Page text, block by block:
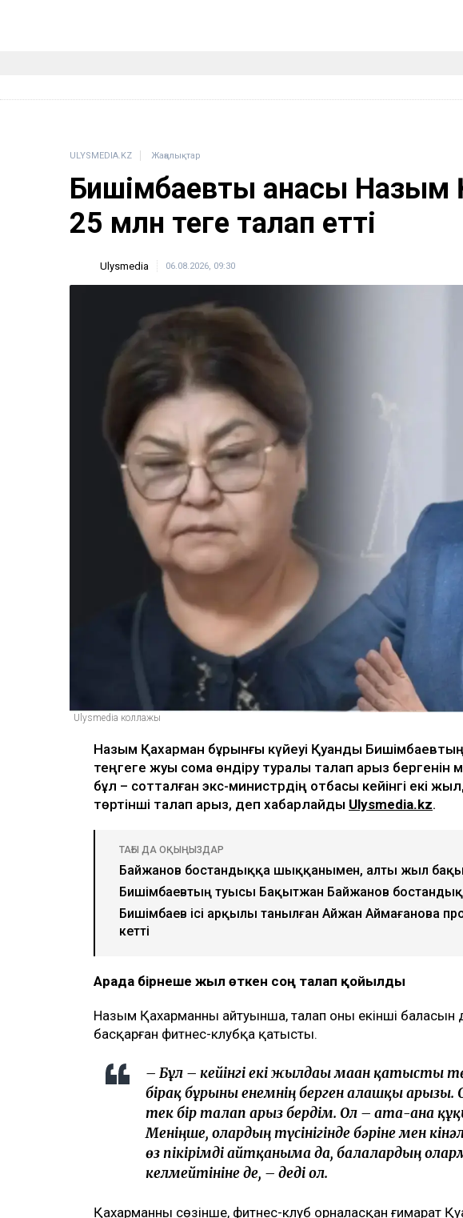
Жаңалықтар
Бишімбаевтың анасы
25 млн теңге талап етті
Ulysmedia 06.08.2026, 09:30
Ulysmedia коллажы
Назым Қахарман бұрынғы күйеуі Қуандық Бишімбаевтың
теңгеге жуық сома өндіру туралы талап арыз бергенін
бұл – сотталған экс-министрдің отбасы кейінгі екі
төртінші талап арыз, деп хабарлайды
ТАҒЫ ДА ОҚЫҢЫЗДАР
Байжанов бостандыққа шыққанымен, алты жыл
Бишімбаевтың туысы Бақытжан Байжанов
Бишімбаев ісі арқылы танылған Айжан Аймағанова
кетті